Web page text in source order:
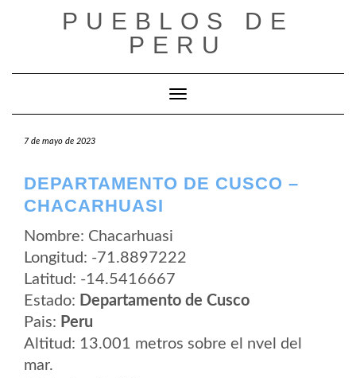
PUEBLOS DE
PERU
Cambiar modo de navegación
7 de mayo de 2023
DEPARTAMENTO DE CUSCO –
CHACARHUASI
Nombre: Chacarhuasi
Longitud: -71.8897222
Latitud: -14.5416667
Estado: Departamento de Cusco
Pais: Peru
Altitud: 13.001 metros sobre el nvel del
mar.